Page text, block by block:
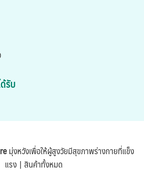
รับ
มุ่งหวังเพื่อให้ผู้สูงวัยมีสุขภาพร่างกายที่แข็ง
แรง | สินค้าทั้งหมด